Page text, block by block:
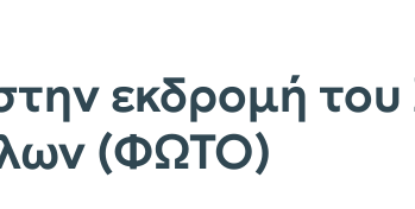
εκδρομή του
(ΦΩΤΟ)